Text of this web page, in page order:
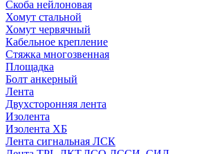
Скоба нейлоновая
Хомут стальной
Хомут червячный
Кабельное крепление
Стяжка многозвенная
Площадка
Болт анкерный
Лента
Двухсторонняя лента
Изолента
Изолента ХБ
Лента сигнальная ЛСК